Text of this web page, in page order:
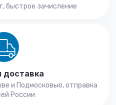
быстрое зачисление
доставка
и Подмосковью, отправка
России